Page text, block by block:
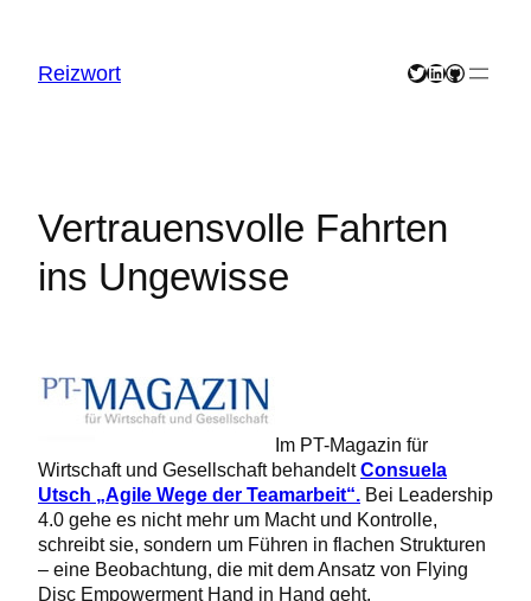
springen
Reizwort Twitter
LinkedIn
GitHub
Vertrauensvolle Fahrten
ins Ungewisse
Im PT-Magazin für
Wirtschaft und Gesellschaft behandeltConsuela
Utsch „Agile Wege der Teamarbeit“. Bei Leadership
4.0 gehe es nicht mehr um Macht und Kontrolle,
schreibt sie, sondern um Führen in flachen Strukturen
– eine Beobachtung, die mit dem Ansatz von Flying
Disc Empowerment Hand in Hand geht.